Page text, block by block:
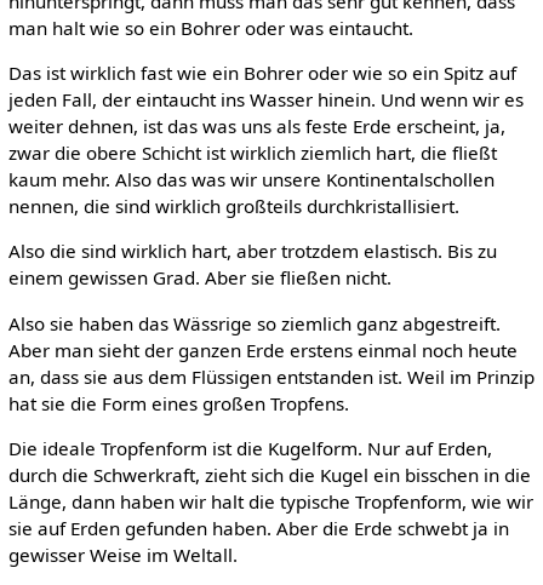
man halt wie so ein Bohrer oder was eintaucht.
Das ist wirklich fast wie ein Bohrer oder wie so ein Spitz auf
jeden Fall, der eintaucht ins Wasser hinein. Und wenn wir es
weiter dehnen, ist das was uns als feste Erde erscheint, ja,
zwar die obere Schicht ist wirklich ziemlich hart, die fließt
kaum mehr. Also das was wir unsere Kontinentalschollen
nennen, die sind wirklich großteils durchkristallisiert.
Also die sind wirklich hart, aber trotzdem elastisch. Bis zu
einem gewissen Grad. Aber sie fließen nicht.
Also sie haben das Wässrige so ziemlich ganz abgestreift.
Aber man sieht der ganzen Erde erstens einmal noch heute
an, dass sie aus dem Flüssigen entstanden ist. Weil im Prinzip
hat sie die Form eines großen Tropfens.
Die ideale Tropfenform ist die Kugelform. Nur auf Erden,
durch die Schwerkraft, zieht sich die Kugel ein bisschen in die
Länge, dann haben wir halt die typische Tropfenform, wie wir
sie auf Erden gefunden haben. Aber die Erde schwebt ja in
gewisser Weise im Weltall.